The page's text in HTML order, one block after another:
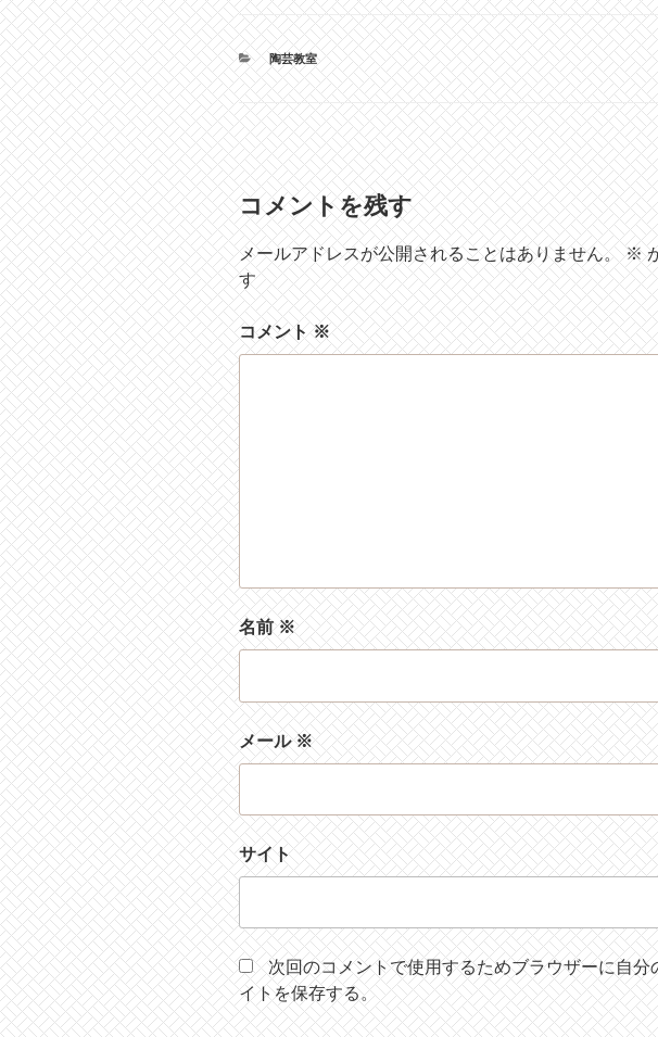
カ
テ
ゴ
リ
ー
陶芸教室
コメントを残す
メールアドレスが公開されることはありません。 ※
す
コメント※
名前※
メール※
サイト
次回のコメントで使用するためブラウザーに自
イトを保存する。